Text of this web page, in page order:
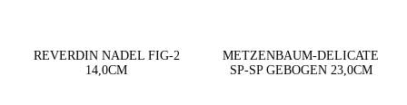
REVERDIN NADEL FIG-2
14,0CM
METZENBAUM-DELICATE
SP-SP GEBOGEN 23,0CM